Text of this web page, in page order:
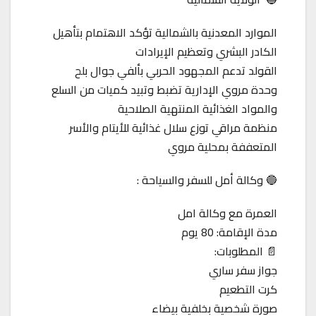
الموارد المعدنية بالشمالية تؤكد الاهتمام بتأهيل
الكادر البشري وتعظيم الإيرادات
القولد تدعم المجهود الحربي بألفي جوال بلح
وحدة مروي الإدارية تضبط وتبيد كميات من السلع
والمواد الغذائية المنتهية الصلاحية
منظمة مراقي توزع سلال غذائية للأيتام والأسر
المتعففة بمحلية مروي
🔵 وكالة أمل للسفر والسياحة :
العمرة مع وكالة امل
مدة الإقامة: 80 يوم
📄 المطلوبات:
جواز سفر ساري
كرت التطعيم
صورة شخصية بخلفية بيضاء